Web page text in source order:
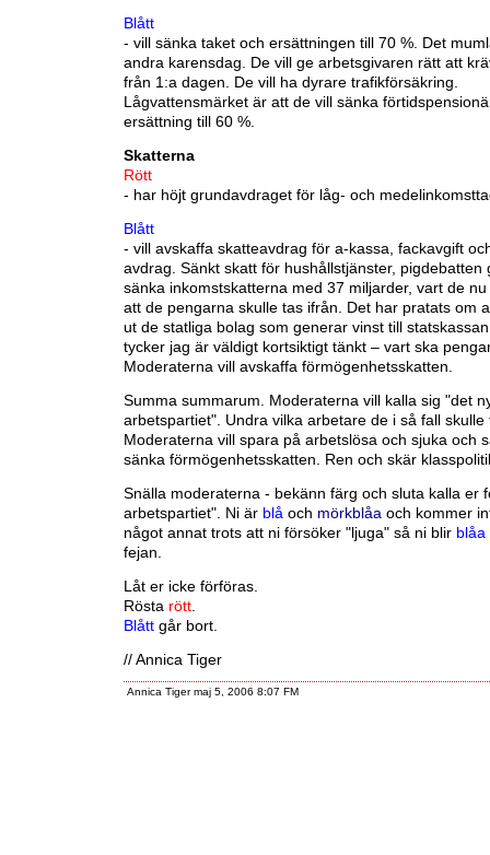
Blått
- vill sänka taket och ersättningen till 70 %. Det
andra karensdag. De vill ge arbetsgivaren rätt att
från 1:a dagen. De vill ha dyrare trafikförsäkring.
Lågvattensmärket är att de vill sänka
ersättning till 60 %.
Skatterna
Rött
- har höjt grundavdraget för låg- och
Blått
- vill avskaffa skatteavdrag för a-kassa, fackavgift
avdrag. Sänkt skatt för hushållstjänster, pigdebatten
sänka inkomstskatterna med 37 miljarder, vart de
att de pengarna skulle tas ifrån. Det har pratats om
ut de statliga bolag som generar vinst till
tycker jag är väldigt kortsiktigt tänkt – vart ska
Moderaterna vill avskaffa förmögenhetsskatten.
Summa summarum. Moderaterna vill kalla sig "det
arbetspartiet". Undra vilka arbetare de i så fall skulle
Moderaterna vill spara på arbetslösa och sjuka och
sänka förmögenhetsskatten. Ren och skär
Snälla moderaterna - bekänn färg och sluta kalla er
arbetspartiet". Ni är blå och mörkblåa och kommer
något annat trots att ni försöker "ljuga" så ni blir blåa
fejan.
Låt er icke förföras.
Rösta rött.
Blått går bort.
// Annica Tiger
Annica Tiger maj 5, 2006 8:07 FM